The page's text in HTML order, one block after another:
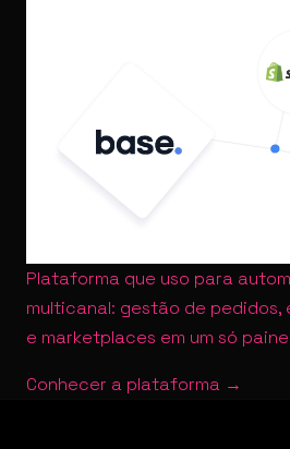
Plataforma que uso para
multicanal: gestão de
e marketplaces em um só
Conhecer a plataforma →